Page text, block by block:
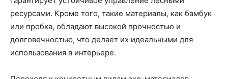
ресурсами. Кроме того, такие материалы, как бамбук
или пробка, обладают высокой прочностью и
долговечностью, что делает их идеальными для
использования в интерьере.